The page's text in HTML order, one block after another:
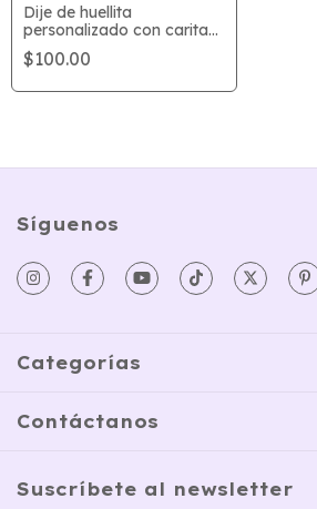
Dije de huellita
personalizado con carita
de tu mascota | icniuh
$100.00
Síguenos
Categorías
Contáctanos
Suscríbete al newsletter